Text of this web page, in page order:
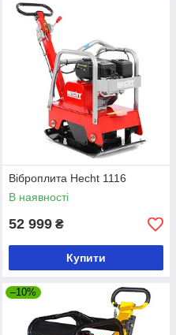
Віброплита Hecht 1116
В наявності
52 999 ₴
Купити
–10%